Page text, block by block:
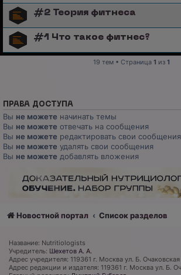
#2 Теория фитнеса
#1 Что такое фитнес?
19 тем • Страница 1 из 1
ПРАВА ДОСТУПА
Вы не можете начинать темы
Вы не можете отвечать на сообщения
Вы не можете редактировать свои сообщения
Вы не можете удалять свои сообщения
Вы не можете добавлять вложения
Новостной портал Список разделов
Название: Nutritiologists
Учредитель: Шехетов А. А.
Адрес учредителя: 119361 г. Москва ул. Б.
Адрес редакции и издателя: 119361 г. Москва ул. Б.